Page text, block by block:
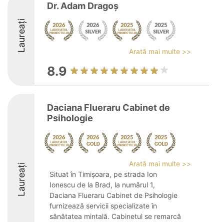
Laureați
Dr. Adam Dragoș
Arată mai multe >>
8.9
Laureați
Daciana Flueraru Cabinet de
Psihologie
Arată mai multe >>
Situat în Timișoara, pe strada Ion
Ionescu de la Brad, la numărul 1,
Daciana Flueraru Cabinet de Psihologie
furnizează servicii specializate în
sănătatea mintală. Cabinetul se remarcă